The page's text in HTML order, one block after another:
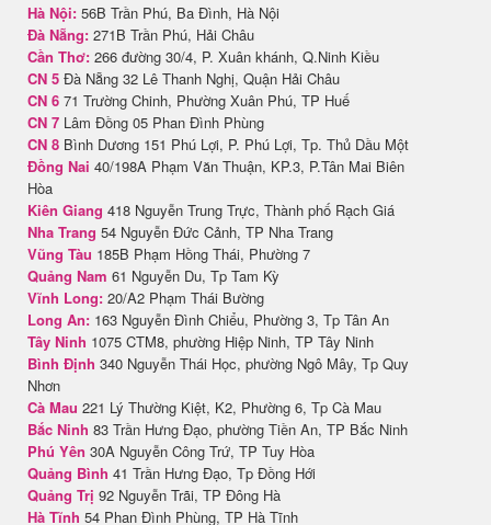
Hà Nội: 56B Trần Phú, Ba Đình, Hà Nội
Đà Nẵng: 271B Trần Phú, Hải Châu
Cần Thơ: 266 đường 30/4, P. Xuân khánh, Q.Ninh Kiều
CN 5 Đà Nẵng 32 Lê Thanh Nghị, Quận Hải Châu
CN 6 71 Trường Chinh, Phường Xuân Phú, TP Huế
CN 7 Lâm Đồng 05 Phan Đình Phùng
CN 8 Bình Dương 151 Phú Lợi, P. Phú Lợi, Tp. Thủ Dầu Một
Đồng Nai 40/198A Phạm Văn Thuận, KP.3, P.Tân Mai Biên
Hòa
Kiên Giang 418 Nguyễn Trung Trực, Thành phố Rạch Giá
Nha Trang 54 Nguyễn Đức Cảnh, TP Nha Trang
Vũng Tàu 185B Phạm Hồng Thái, Phường 7
Quảng Nam 61 Nguyễn Du, Tp Tam Kỳ
Vĩnh Long: 20/A2 Phạm Thái Bường
Long An: 163 Nguyễn Đình Chiểu, Phường 3, Tp Tân An
Tây Ninh 1075 CTM8, phường Hiệp Ninh, TP Tây Ninh
Bình Định 340 Nguyễn Thái Học, phường Ngô Mây, Tp Quy
Nhơn
Cà Mau 221 Lý Thường Kiệt, K2, Phường 6, Tp Cà Mau
Bắc Ninh 83 Trần Hưng Đạo, phường Tiền An, TP Bắc Ninh
Phú Yên 30A Nguyễn Công Trứ, TP Tuy Hòa
Quảng Bình 41 Trần Hưng Đạo, Tp Đồng Hới
Quảng Trị 92 Nguyễn Trãi, TP Đông Hà
Hà Tĩnh 54 Phan Đình Phùng, TP Hà Tĩnh